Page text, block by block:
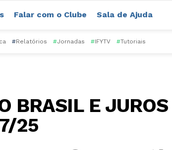
Falar com o Clube Sala de Ajuda
#Relatórios #Jornadas #IFYTV #Tutoriais
BRASIL E JUROS
25